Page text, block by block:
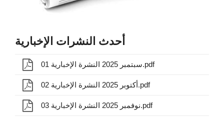
أحدث النشرات الإخبارية
01 سبتمبر 2025 النشرة الإخبارية.pdf
02 أكتوبر 2025 النشرة الإخبارية.pdf
03 نوفمبر 2025 النشرة الإخبارية.pdf